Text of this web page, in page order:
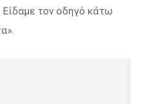
τον οδηγό κάτω